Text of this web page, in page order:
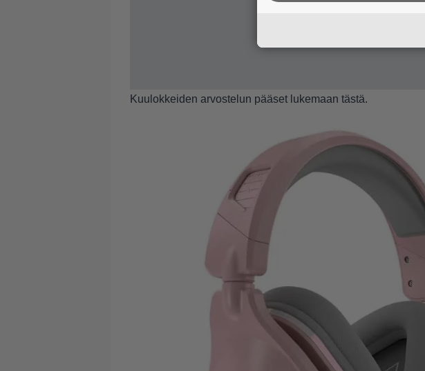
Kuulokkeiden arvostelun pääset lukemaan tästä.